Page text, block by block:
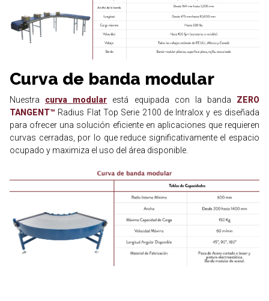
Curva de banda modular
Nuestra curva modular está equipada con la banda ZERO
TANGENT™ Radius Flat Top Serie 2100 de Intralox y es diseñada
para ofrecer una solución eficiente en aplicaciones que requieren
curvas cerradas, por lo que reduce significativamente el espacio
ocupado y maximiza el uso del área disponible.